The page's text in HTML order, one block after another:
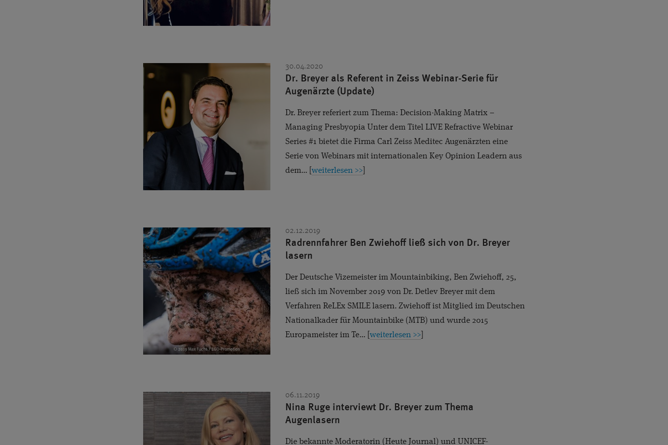
30.04.2020
Dr. Breyer als Referent in Zeiss Webinar-Serie für
Augenärzte (Update)
Dr. Breyer referiert zum Thema: Decision-Making Matrix –
Managing Presbyopia Unter dem Titel LIVE Refractive Webinar
Series #1 bietet die Firma Carl Zeiss Meditec Augenärzten eine
Serie von Webinars mit internationalen Key Opinion Leadern aus
dem... [ weiterlesen >>
02.12.2019
Radrennfahrer Ben Zwiehoff ließ sich von Dr. Breyer
lasern
Der Deutsche Vizemeister im Mountainbiking, Ben Zwiehoff, 25,
ließ sich im November 2019 von Dr. Detlev Breyer mit dem
Verfahren ReLEx SMILE lasern. Zwiehoff ist Mitglied im Deutschen
Nationalkader für Mountainbike (MTB) und wurde 2015
Europameister im Te... [ weiterlesen >>
06.11.2019
Nina Ruge interviewt Dr. Breyer zum Thema
Augenlasern
Die bekannte Moderatorin (Heute Journal) und UNICEF-